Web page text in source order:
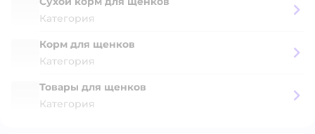
Категория
Корм для щенков
Категория
Товары для щенков
Категория